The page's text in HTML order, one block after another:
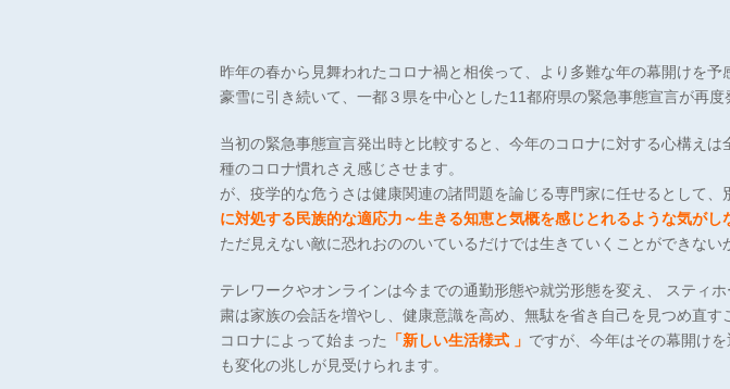
昨年の春から見舞われたコロナ禍と相俟って、より多難な年の幕開けを予
豪雪に引き続いて、一都３県を中心とした11都府県の緊急事態宣言が再度
当初の緊急事態宣言発出時と比較すると、今年のコロナに対する心構えは
種のコロナ慣れさえ感じさせます。
が、疫学的な危うさは健康関連の諸問題を論じる専門家に任せるとして、
に対処する民族的な適応力～生きる知恵と気概を感じとれるような気がし
ただ見えない敵に恐れおののいているだけでは生きていくことができない
テレワークやオンラインは今までの通勤形態や就労形態を変え、 スティ
粛は家族の会話を増やし、健康意識を高め、無駄を省き自己を見つめ直す
コロナによって始まった
「新しい生活様式 」 ですが、今年はその幕開け
も変化の兆しが見受けられます。